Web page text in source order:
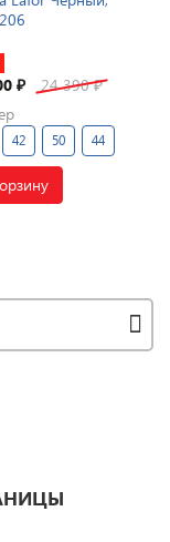
₽ 24 390₽
42 50 44